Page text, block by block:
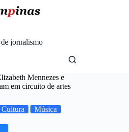
jornalismo
Mennezes e
em circuito de artes
Cultura Música